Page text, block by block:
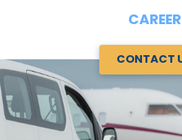
CAREER
CONTACT